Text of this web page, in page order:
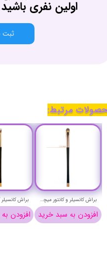
اولین نفری
ثبت
افزودن
براش کانسیلر و کانتور میچانو کد CG7MS
افزودن به سبد خرید
مرتبط: